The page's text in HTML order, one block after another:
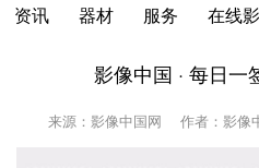
资讯 器材 服务 在线
影像中国 · 每日一
来源：影像中国网 作者：影像